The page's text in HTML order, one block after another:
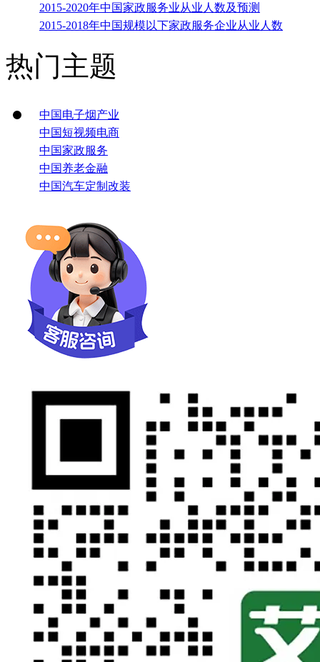
2015-2020年中国家政服务业从业人数及预测
2015-2018年中国规模以下家政服务企业从业人数
热门主题
中国电子烟产业
中国短视频电商
中国家政服务
中国养老金融
中国汽车定制改装